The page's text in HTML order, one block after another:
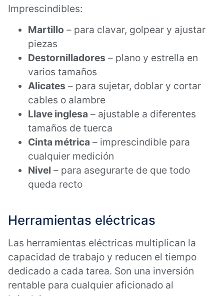
Imprescindibles:
Martillo – para clavar, golpear y ajustar
piezas
Destornilladores – plano y estrella en
varios tamaños
Alicates – para sujetar, doblar y cortar
cables o alambre
Llave inglesa – ajustable a diferentes
tamaños de tuerca
Cinta métrica – imprescindible para
cualquier medición
Nivel – para asegurarte de que todo
queda recto
Herramientas eléctricas
Las herramientas eléctricas multiplican la
capacidad de trabajo y reducen el tiempo
dedicado a cada tarea. Son una inversión
rentable para cualquier aficionado al